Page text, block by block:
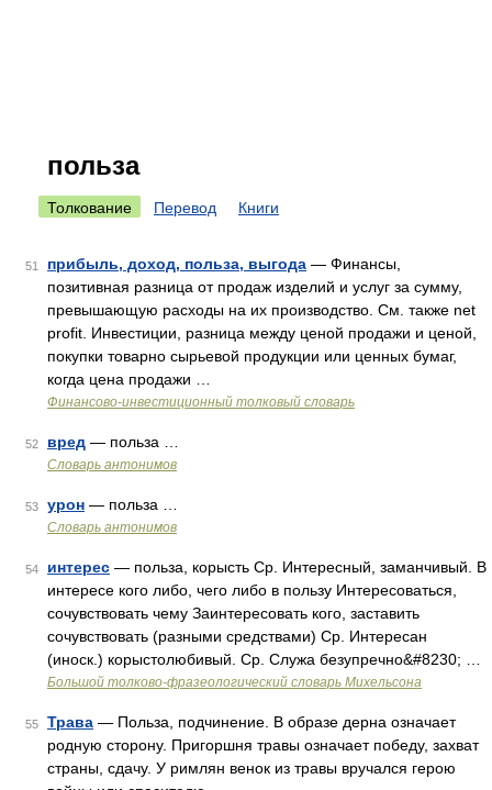
польза
Толкование Перевод Книги
51 прибыль, доход, польза, выгода — Финансы,
позитивная разница от продаж изделий и услуг за сумму,
превышающую расходы на их производство. См. также net
profit. Инвестиции, разница между ценой продажи и ценой,
покупки товарно сырьевой продукции или ценных бумаг,
когда цена продажи …
Финансово-инвестиционный толковый словарь
52 вред — польза …
Словарь антонимов
53 урон — польза …
Словарь антонимов
54 интерес — польза, корысть Ср. Интересный, заманчивый. В
интересе кого либо, чего либо в пользу Интересоваться,
сочувствовать чему Заинтересовать кого, заставить
сочувствовать (разными средствами) Ср. Интересан
(иноск.) корыстолюбивый. Ср. Служа безупречно&#8230; …
Большой толково-фразеологический словарь Михельсона
55 Трава — Польза, подчинение. В образе дерна означает
родную сторону. Пригоршня травы означает победу, захват
страны, сдачу. У римлян венок из травы вручался герою